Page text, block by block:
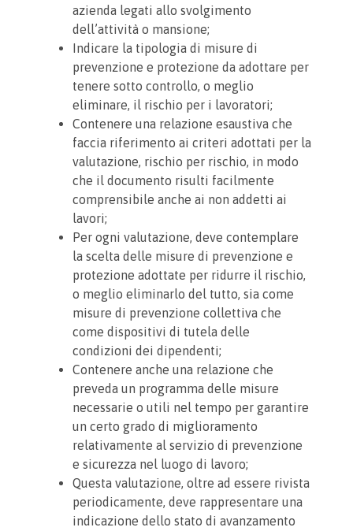
azienda legati allo svolgimento
dell’attività o mansione;
Indicare la tipologia di misure di
prevenzione e protezione da adottare per
tenere sotto controllo, o meglio
eliminare, il rischio per i lavoratori;
Contenere una relazione esaustiva che
faccia riferimento ai criteri adottati per la
valutazione, rischio per rischio, in modo
che il documento risulti facilmente
comprensibile anche ai non addetti ai
lavori;
Per ogni valutazione, deve contemplare
la scelta delle misure di prevenzione e
protezione adottate per ridurre il rischio,
o meglio eliminarlo del tutto, sia come
misure di prevenzione collettiva che
come dispositivi di tutela delle
condizioni dei dipendenti;
Contenere anche una relazione che
preveda un programma delle misure
necessarie o utili nel tempo per garantire
un certo grado di miglioramento
relativamente al servizio di prevenzione
e sicurezza nel luogo di lavoro;
Questa valutazione, oltre ad essere rivista
periodicamente, deve rappresentare una
indicazione dello stato di avanzamento